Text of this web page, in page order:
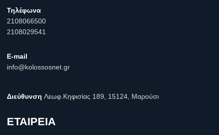
Τηλέφωνα
2108066500
2108029541
E-mail
info@kolossosnet.gr
Διεύθυνση Λεωφ.Κηφισίας 189, 15124, Μαρούσι
ΕΤΑΙΡΕΙΑ